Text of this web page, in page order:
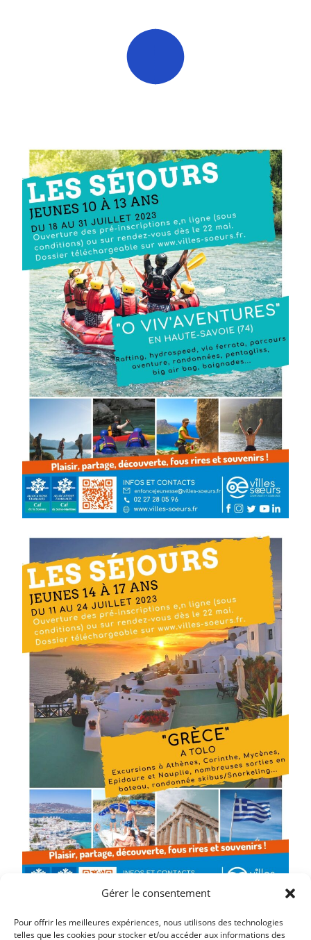
Gérer le consentement
Pour offrir les meilleures expériences, nous utilisons des technologies
telles que les cookies pour stocker et/ou accéder aux informations des